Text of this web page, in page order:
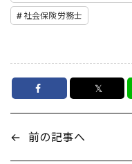
社会保険労務士
𝕏
← 前の記事へ